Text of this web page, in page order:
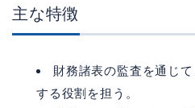
主な特徴
財務諸表の監査を通じ
する役割を担う。